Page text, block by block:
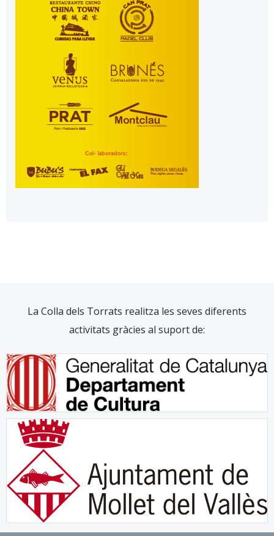
La Colla dels Torrats realitza les seves diferents
activitats gràcies al suport de: